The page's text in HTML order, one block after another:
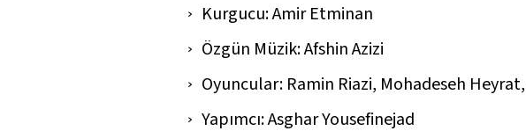
Kurgucu: Amir Etminan
Özgün Müzik: Afshin Azizi
Oyuncular: Ramin Riazi, Mohadeseh
Yapımcı: Asghar Yousefinejad